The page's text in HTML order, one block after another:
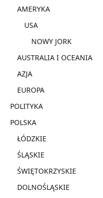
AMERYKA
USA
NOWY JORK
AUSTRALIA I OCEANIA
AZJA
EUROPA
POLITYKA
POLSKA
ŁÓDZKIE
ŚLĄSKIE
ŚWIĘTOKRZYSKIE
DOLNOŚLĄSKIE